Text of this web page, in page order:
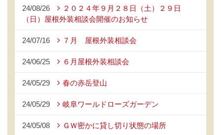
24/08/26
２０２４年９月２８日（土）２９日
（日）屋根外装相談会開催のお知らせ
24/07/16 ７月 屋根外装相談会
24/06/25 ６月屋根外装相談会
24/05/29 春の赤岳登山
24/05/29 岐阜ワールドローズガーデン
24/05/08 ＧＷ密かに貸し切り状態の場所